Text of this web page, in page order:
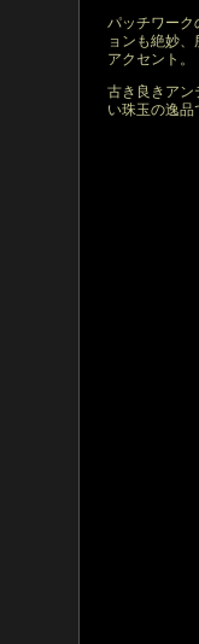
パッチワー
ョンも絶妙
アクセント。
古き良きアン
い珠玉の逸品